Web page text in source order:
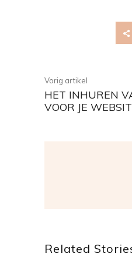
Vorig artikel
HET INHUREN
VOOR JE
Related